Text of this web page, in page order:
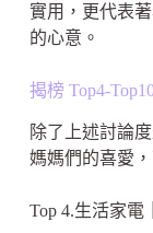
實用，更代表
的心意。
揭榜 Top4-
除了上述討論
媽媽們的喜愛
Top 4.生活家電